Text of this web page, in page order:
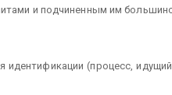
и подчиненным им
(процесс,